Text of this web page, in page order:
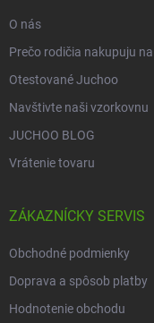
O nás
Prečo rodičia nakupuju
Otestované Juchoo
Navštivte naši vzorkovnu
JUCHOO BLOG
Vrátenie tovaru
ZÁKAZNÍCKY SERVIS
Obchodné podmienky
Doprava a spôsob platby
Hodnotenie obchodu